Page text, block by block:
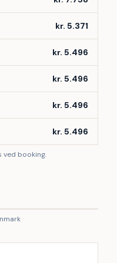
kr. 5.371
kr. 5.496
kr. 5.496
kr. 5.496
kr. 5.496
ved booking.